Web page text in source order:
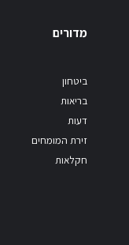
מדורים
ביטחון
בריאות
דעות
זירת המומחים
חקלאות